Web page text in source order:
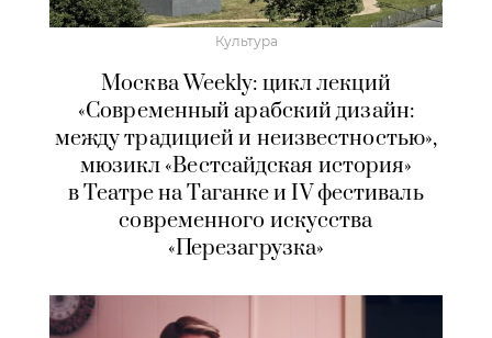
Культура
Москва Weekly: цикл лекций
«Современный арабский дизайн:
между традицией и неизвестностью»,
мюзикл «Вестсайдская история»
в Театре на Таганке и IV фестиваль
современного искусства
«Перезагрузка»